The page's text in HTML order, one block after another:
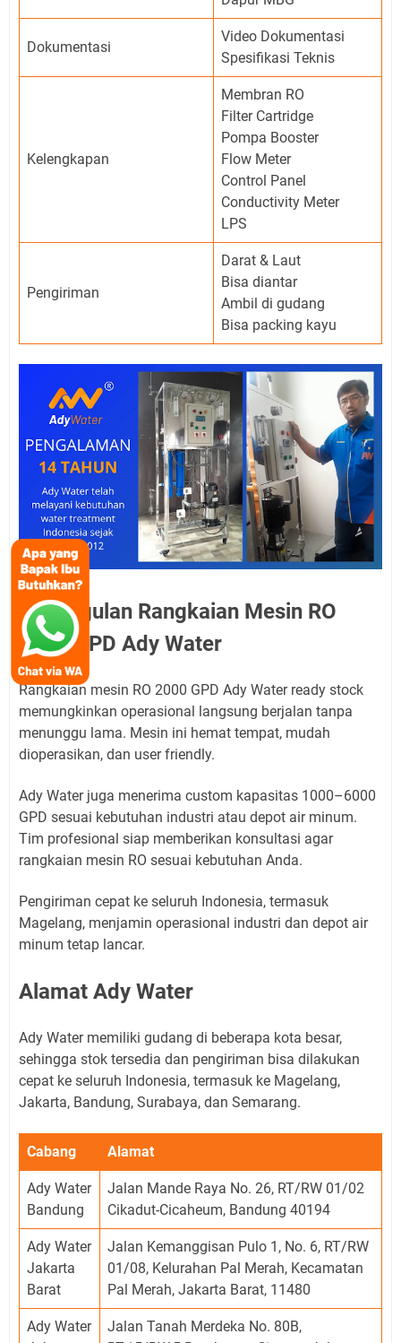
Dokumentasi
Video Dokumentasi
Spesifikasi Teknis
Kelengkapan
Membran RO
Filter Cartridge
Pompa Booster
Flow Meter
Control Panel
Conductivity Meter
LPS
Pengiriman
Darat & Laut
Bisa diantar
Ambil di gudang
Bisa packing kayu
Keunggulan Rangkaian Mesin RO
2000 GPD Ady Water
Rangkaian mesin RO 2000 GPD Ady Water ready stock
memungkinkan operasional langsung berjalan tanpa
menunggu lama. Mesin ini hemat tempat, mudah
dioperasikan, dan user friendly.
Ady Water juga menerima custom kapasitas 1000–6000
GPD sesuai kebutuhan industri atau depot air minum.
Tim profesional siap memberikan konsultasi agar
rangkaian mesin RO sesuai kebutuhan Anda.
Pengiriman cepat ke seluruh Indonesia, termasuk
Magelang, menjamin operasional industri dan depot air
minum tetap lancar.
Alamat Ady Water
Ady Water memiliki gudang di beberapa kota besar,
sehingga stok tersedia dan pengiriman bisa dilakukan
cepat ke seluruh Indonesia, termasuk ke Magelang,
Jakarta, Bandung, Surabaya, dan Semarang.
Cabang Alamat
Ady Water
Bandung
Jalan Mande Raya No. 26, RT/RW 01/02
Cikadut-Cicaheum, Bandung 40194
Ady Water
Jakarta
Barat
Jalan Kemanggisan Pulo 1, No. 6, RT/RW
01/08, Kelurahan Pal Merah, Kecamatan
Pal Merah, Jakarta Barat, 11480
Ady Water
Jalan Tanah Merdeka No. 80B,